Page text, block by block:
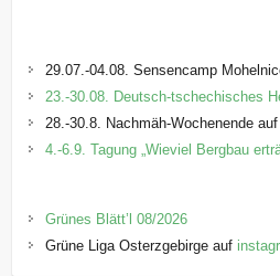
29.07.-04.08. Sensencamp
23.-30.08. Deutsch-tschechisches
28.-30.8. Nachmäh-Wochenende
4.-6.9. Tagung „Wieviel Bergbau
Grünes Blätt’l 08/2026
Grüne Liga Osterzgebirge auf